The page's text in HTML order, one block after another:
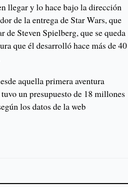
llegar y lo hace bajo la dirección
de la entrega de Star Wars, que
de Steven Spielberg, que se queda
que él desarrolló hace más de 40
aquella primera aventura
un presupuesto de 18 millones
los datos de la web